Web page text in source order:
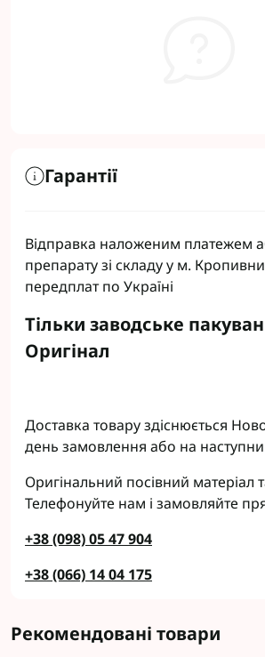
Гарантії
Відправка наложеним платежем
препарату зі складу у м.
передплат по Україні
Тільки заводське
Оригінал
Доставка товару здіснюється
день замовлення або на
Оригінальний посівний матеріал
Телефонуйте нам і замовляйте
+38 (098) 05 47 904
+38 (066) 14 04 175
Рекомендовані товари